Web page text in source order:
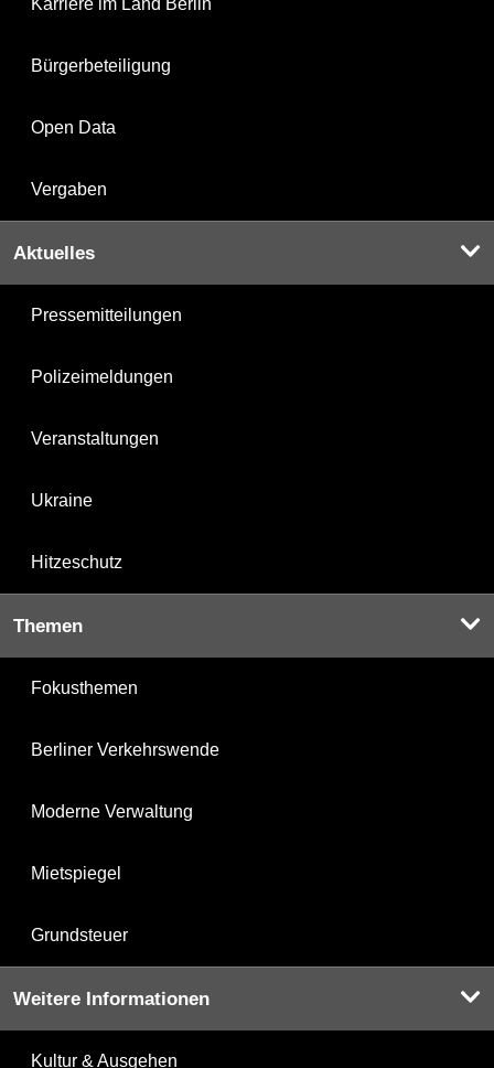
Karriere im Land Berlin
Bürgerbeteiligung
Open Data
Vergaben
Aktuelles
Pressemitteilungen
Polizeimeldungen
Veranstaltungen
Ukraine
Hitzeschutz
Themen
Fokusthemen
Berliner Verkehrswende
Moderne Verwaltung
Mietspiegel
Grundsteuer
Weitere Informationen
Kultur & Ausgehen